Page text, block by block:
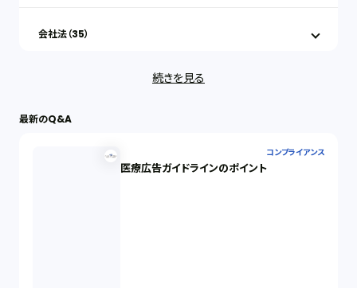
会社法（35）
労働問題（33）
続きを見る
最新のQ&A
コンプライアンス
医療広告ガイドラインのポイント